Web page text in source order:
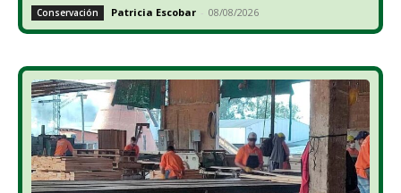
Conservación Patricia Escobar - 08/08/2026